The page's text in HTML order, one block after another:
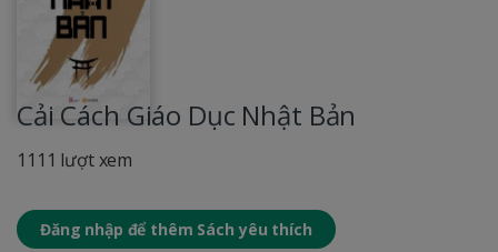
Cải Cách Giáo Dục Nhật Bản
1111 lượt xem
Đăng nhập để thêm Sách yêu thích